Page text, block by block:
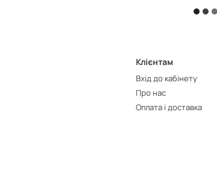
Клієнтам
Вхід до кабінету
Про нас
Оплата і доставка